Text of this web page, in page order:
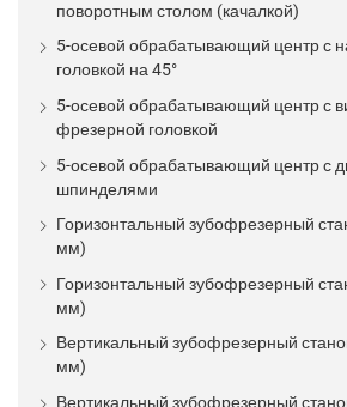
поворотным столом (качалкой)
5-осевой обрабатывающий центр с
головкой на 45°
5-осевой обрабатывающий центр с
фрезерной головкой
5-осевой обрабатывающий центр с
шпинделями
Горизонтальный зубофрезерный
мм)
Горизонтальный зубофрезерный
мм)
Вертикальный зубофрезерный
мм)